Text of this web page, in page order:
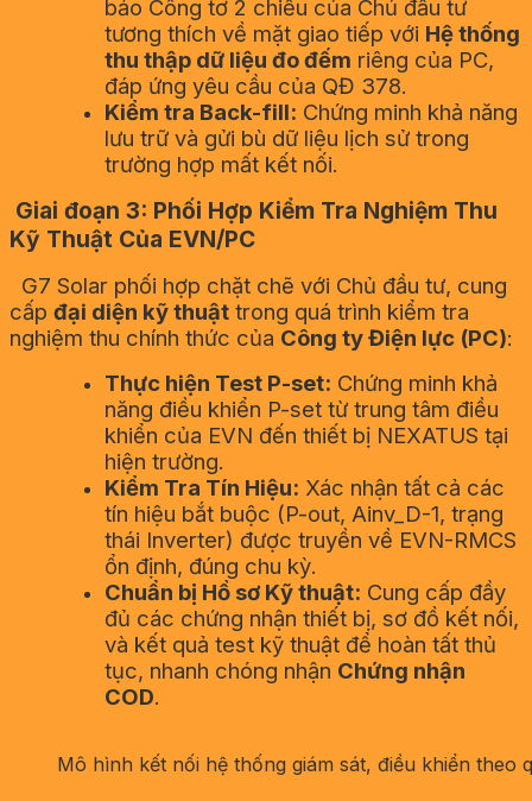
bảo Công tơ 2 chiều của Chủ đầu tư
tương thích về mặt giao tiếp với Hệ thống
thu thập dữ liệu đo đếm riêng của PC,
đáp ứng yêu cầu của QĐ 378.
Kiểm tra Back-fill: Chứng minh khả năng
lưu trữ và gửi bù dữ liệu lịch sử trong
trường hợp mất kết nối.
Giai đoạn 3: Phối Hợp Kiểm Tra Nghiệm Thu
Kỹ Thuật Của EVN/PC
G7 Solar phối hợp chặt chẽ với Chủ đầu tư, cung
cấp đại diện kỹ thuật trong quá trình kiểm tra
nghiệm thu chính thức của Công ty Điện lực (PC):
Thực hiện Test P-set: Chứng minh khả
năng điều khiển P-set từ trung tâm điều
khiển của EVN đến thiết bị NEXATUS tại
hiện trường.
Kiểm Tra Tín Hiệu: Xác nhận tất cả các
tín hiệu bắt buộc (P-out, Ainv_D-1, trạng
thái Inverter) được truyền về EVN-RMCS
ổn định, đúng chu kỳ.
Chuẩn bị Hồ sơ Kỹ thuật: Cung cấp đầy
đủ các chứng nhận thiết bị, sơ đồ kết nối,
và kết quả test kỹ thuật để hoàn tất thủ
tục, nhanh chóng nhận Chứng nhận
COD.
Mô hình kết nối hệ thống giám sát, điều khiển theo